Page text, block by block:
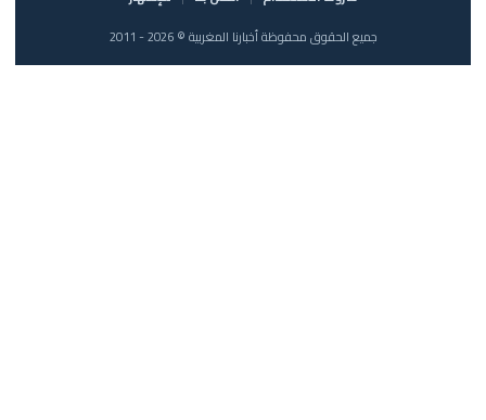
جميع الحقوق محفوظة أخبارنا المغربية © 2026 - 2011